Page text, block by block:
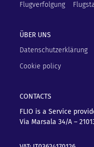
Flugverfolgung
ÜBER UNS
Datenschutzerklärung
Cookie policy
CONTACTS
FLIO is a Service
Via Marsala 34/A –